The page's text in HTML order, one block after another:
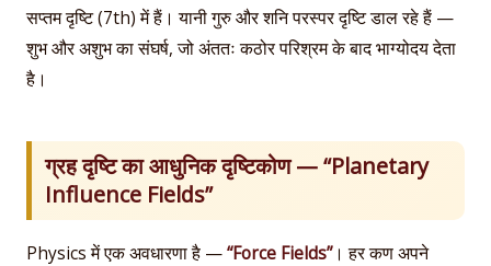
सप्तम दृष्टि (7th) में हैं। यानी गुरु और शनि परस्पर दृष्टि डाल रहे हैं —
शुभ और अशुभ का संघर्ष, जो अंततः कठोर परिश्रम के बाद भाग्योदय देता
है।
ग्रह दृष्टि का आधुनिक दृष्टिकोण — “Planetary
Influence Fields”
Physics में एक अवधारणा है —“Force Fields”। हर कण अपने